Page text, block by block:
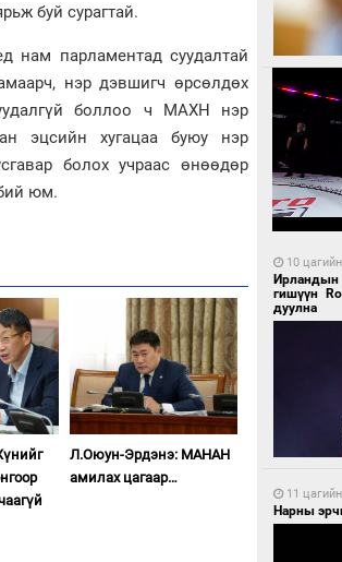
буй сурагтай.
нам парламентад суудалтай
нэр дэвшигч өрсөлдөх
боллоо ч МАХН нэр
эцсийн хугацаа буюу нэр
болох учраас өнөөдөр
юм.
Л.Оюун-Эрдэнэ: МАНАН
амилах цагаар…
10
гишүүн
дуулна
11
Нарны